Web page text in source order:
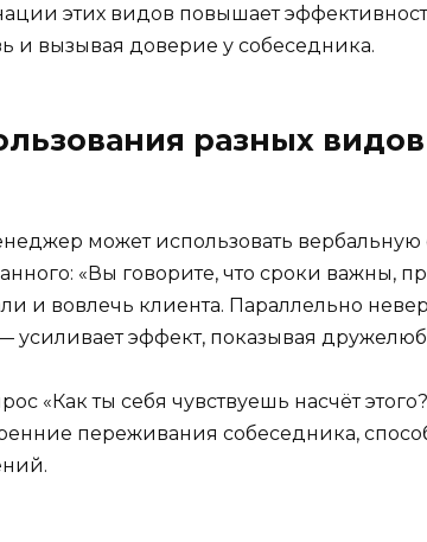
этих видов повышает
и вызывая доверие у собеседника.
разных
может использовать вербальную
«Вы говорите, что сроки важны,
и вовлечь клиента. Параллельно
усиливает эффект, показывая
«Как ты себя чувствуешь насчёт
переживания собеседника,